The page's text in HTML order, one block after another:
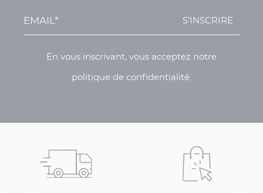
S'INSCRIRE
En vous inscrivant, vous acceptez notre
politique de confidentialité.